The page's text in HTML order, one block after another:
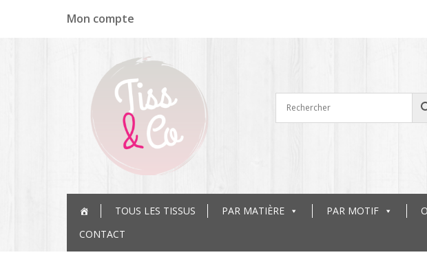
Mon compte
TOUS LES TISSUS PAR MATIÈRE PAR MOTIF
CONTACT